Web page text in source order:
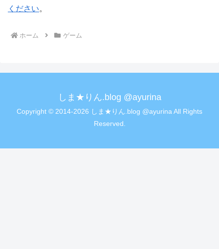
ください。
ホーム ゲーム
しま★りん.blog @ayurina
Copyright © 2014-2026 しま★りん.blog @ayurina All Rights
Reserved.